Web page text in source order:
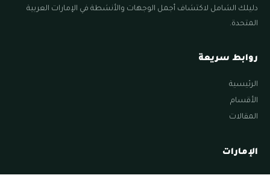
دليلك الشامل لاكتشاف أجمل الوجهات والأنشطة في الإمارات العربية
المتحدة.
روابط سريعة
الرئيسية
الأقسام
المقالات
الإمارات